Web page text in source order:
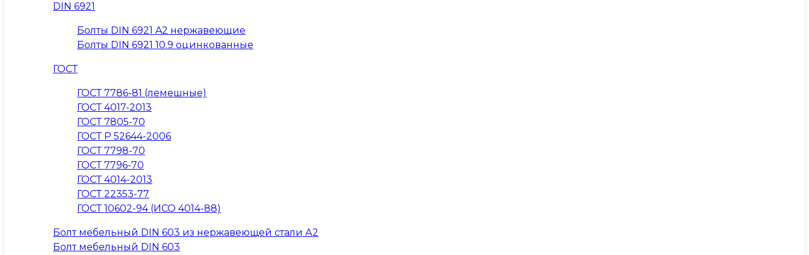
DIN 6921
Болты DIN 6921 A2 нержавеющие
Болты DIN 6921 10.9 оцинкованные
ГОСТ
ГОСТ 7786-81 (лемешные)
ГОСТ 4017-2013
ГОСТ 7805-70
ГОСТ Р 52644-2006
ГОСТ 7798-70
ГОСТ 7796-70
ГОСТ 4014-2013
ГОСТ 22353-77
ГОСТ 10602-94 (ИСО 4014-88)
Болт мебельный DIN 603 из нержавеющей стали А2
Болт мебельный DIN 603